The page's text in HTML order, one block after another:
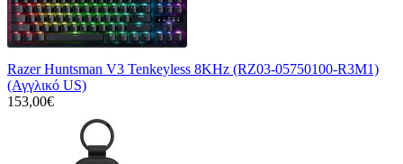
Razer Huntsman V3 Tenkeyless 8KHz (RZ03-05750100-R3M1)
(Αγγλικό US)
153,00€